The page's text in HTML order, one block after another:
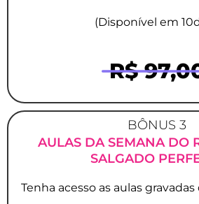
(Disponível em
R$
BÔNUS 3
AULAS DA SEMANA DO
SALGADO
Tenha acesso as aulas